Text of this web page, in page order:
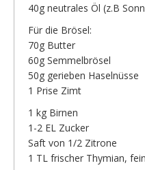
40g neutrales Öl (z.B
Für die Brösel:
70g Butter
60g Semmelbrösel
50g gerieben Haselnüsse
1 Prise Zimt
1 kg Birnen
1-2 EL Zucker
Saft von 1/2 Zitrone
1 TL frischer Thymian,